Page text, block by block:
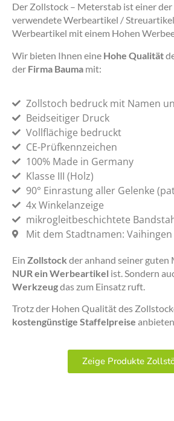
Der Zollstock – Meterstab ist einer
verwendete Werbeartikel /
Werbeartikel mit einem Hohen
Wir bieten Ihnen eine Hohe Qualität
der Firma Bauma mit:
Zollstoch bedruck mit Namen
Beidseitiger Druck
Vollflächige bedruckt
CE-Prüfkennzeichen
100% Made in Germany
Klasse III (Holz)
90° Einrastung aller Gelenke
4x Winkelanzeige
mikrogleitbeschichtete
Mit dem Stadtnamen: Vaihingen
Ein Zollstock der anhand seiner guten
NUR ein Werbeartikel ist. Sondern
Werkzeugdas zum Einsatz ruft.
Trotz der Hohen Qualität des
kostengünstige Staffelpreise
Zeige Produkte